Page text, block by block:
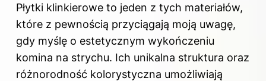
Płytki klinkierowe to jeden z tych materiałów,
które z pewnością przyciągają moją uwagę,
gdy myślę o estetycznym wykończeniu
komina na strychu. Ich unikalna struktura oraz
różnorodność kolorystyczna umożliwiają